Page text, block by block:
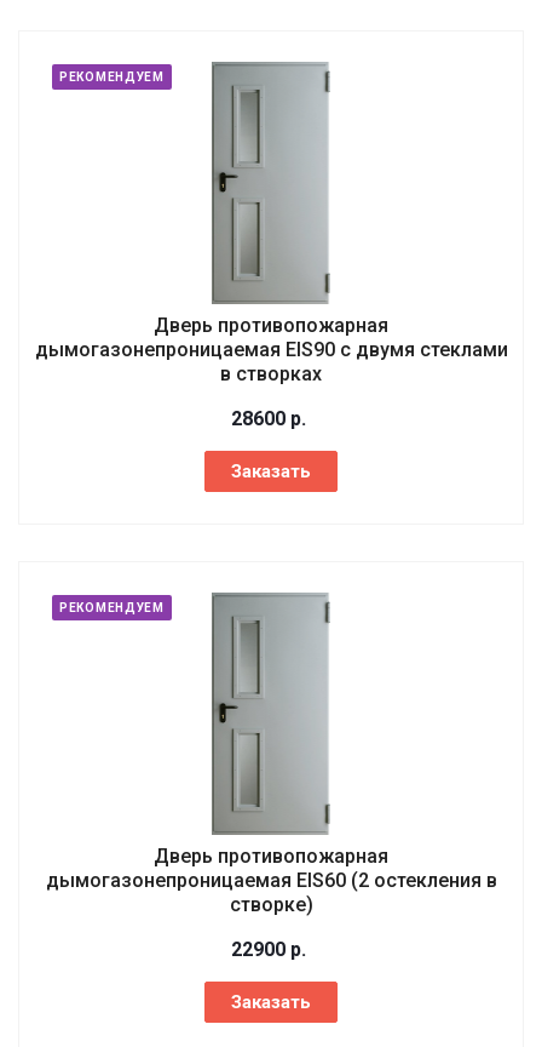
РЕКОМЕНДУЕМ
Дверь противопожарная
дымогазонепроницаемая EIS90 с двумя стеклами
в створках
28600 р.
Заказать
РЕКОМЕНДУЕМ
Дверь противопожарная
дымогазонепроницаемая EIS60 (2 остекления в
створке)
22900 р.
Заказать